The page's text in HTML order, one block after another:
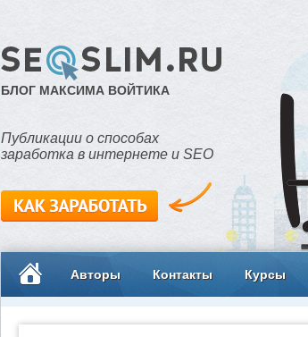
БЛОГ МАКСИМА ВОЙТИКА
Публикации о способах
заработка в интернете и SEO
Авторы Контакты Курсы